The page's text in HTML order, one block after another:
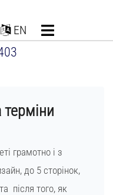
EN
терміни
грамотно і з
до 5 сторінок,
після того, як